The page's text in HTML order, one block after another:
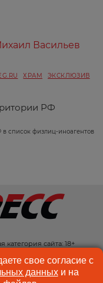
Васильев
ХРАМ ЭКСКЛЮЗИВ
РФ
список физлиц-иноагентов
сайта: 18+
РЕКЛАМА
свое согласие с
данныхи на